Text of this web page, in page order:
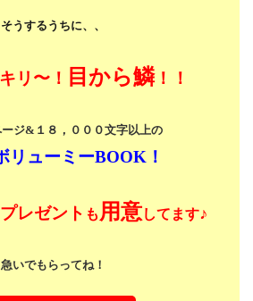
そうするうちに、、
リ〜！ 目から鱗！！
ジ&１８，０００文字以上の
リューミーBOOK！
プレゼント も 用意してます♪
急いでもらってね！